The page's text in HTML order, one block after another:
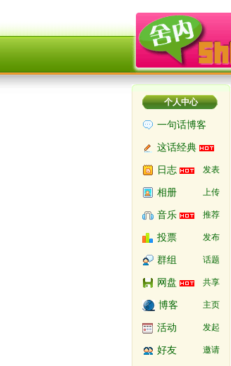
个人中心
一句话博客
这话经典
日志
发表
相册 上传
音乐 推荐
投票 发布
群组 话题
网盘 共享
博客 主页
活动 发起
好友 邀请